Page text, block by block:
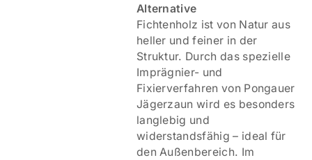
Alternative
Fichtenholz ist von Natur aus
heller und feiner in der
Struktur. Durch das spezielle
Imprägnier- und
Fixierverfahren von Pongauer
Jägerzaun wird es besonders
langlebig und
widerstandsfähig – ideal für
den Außenbereich. Im